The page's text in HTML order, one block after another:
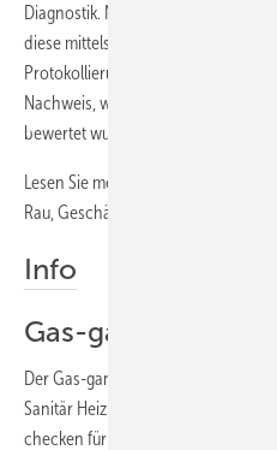
Diagnostik. Nach der Durchführung
diese mittels Prüfprotokoll
Protokollierung ermöglicht den
Nachweis, wie und mit welchem
bewertet wurde.
Lesen Sie mehr zum Thema auch
Rau, Geschäftsführer der Rau
Info
Gas-ganz-sicher-
Der Gas-ganz-sicher-Check gehört
Sanitär Heizung Klima bundesweit
checken für Deutschland“. Er ist